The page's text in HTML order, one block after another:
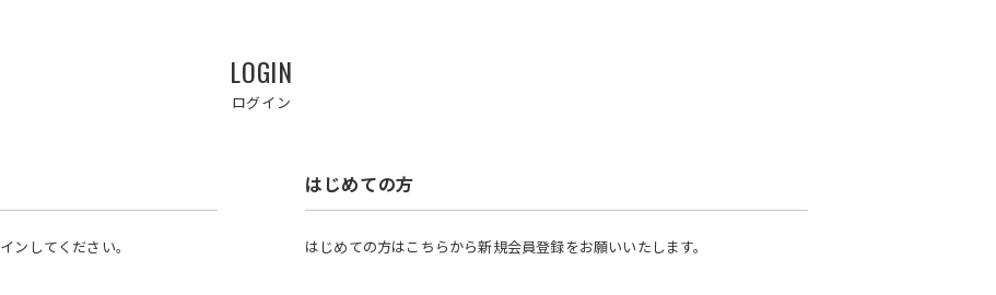
LOGIN
ログイン
ンしてください。
はじめての方
はじめての方はこちらから新規会員登録をお願いいたします。